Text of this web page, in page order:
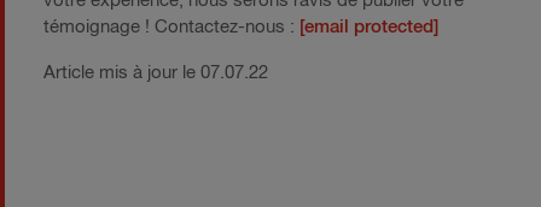
témoignage ! Contactez-nous : [email protected]
Article mis à jour le 07.07.22